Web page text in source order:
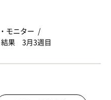
モニター
結果 3月3週目